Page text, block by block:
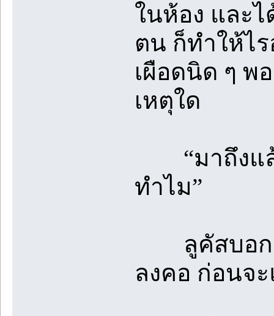
ในห้อง และ
ตน ก็ทำให้ไ
เผือดนิด ๆ พ
เหตุใด
“มาถึงแล้
ทำไม”
ลูคัสบอกเ
ลงคอ ก่อนจ